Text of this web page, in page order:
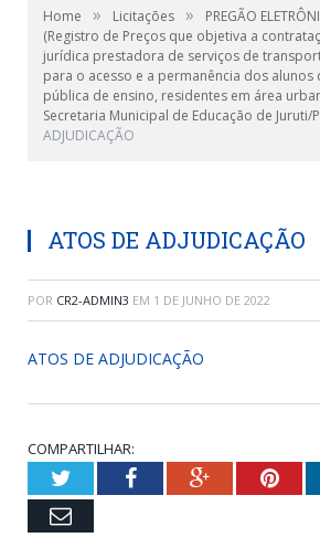
Home » Licitações »
PREGÃO
(Registro de Preços que objetiva a
jurídica prestadora de serviços de
para o acesso e a permanência dos alunos
pública de ensino, residentes em área
Secretaria Municipal de Educação de Juruti/
ADJUDICAÇÃO
ATOS DE ADJUDICAÇÃO
POR CR2-ADMIN3 EM 1 DE JUNHO DE 2022
ATOS DE ADJUDICAÇÃO
COMPARTILHAR:
TwitterFacebookGoogle+
Email